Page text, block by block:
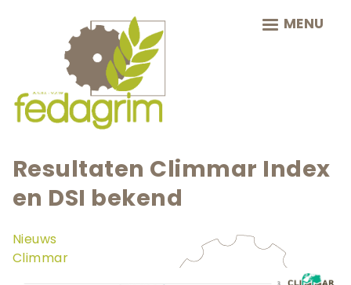
navigation
MENU
Resultaten Climmar Index
en DSI bekend
Nieuws
Climmar